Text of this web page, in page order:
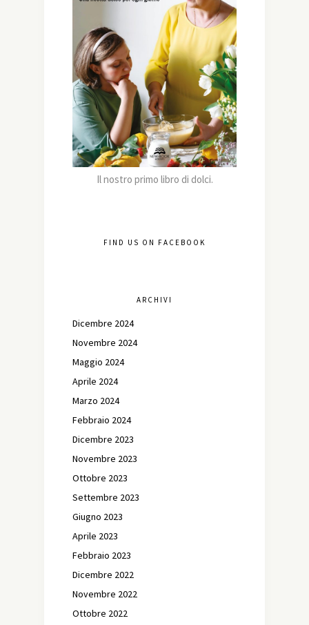
Il nostro primo libro di dolci.
FIND US ON FACEBOOK
ARCHIVI
Dicembre 2024
Novembre 2024
Maggio 2024
Aprile 2024
Marzo 2024
Febbraio 2024
Dicembre 2023
Novembre 2023
Ottobre 2023
Settembre 2023
Giugno 2023
Aprile 2023
Febbraio 2023
Dicembre 2022
Novembre 2022
Ottobre 2022